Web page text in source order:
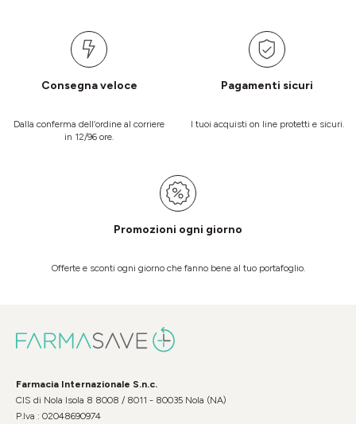
Consegna veloce
Dalla conferma dell’ordine al corriere
in 12/96 ore.
Pagamenti sicuri
I tuoi acquisti on line protetti e sicuri.
Promozioni ogni giorno
Offerte e sconti ogni giorno che fanno bene al tuo portafoglio.
Farmacia Internazionale S.n.c.
CIS di Nola Isola 8 8008 / 8011 - 80035 Nola (NA)
P.Iva : 02048690974